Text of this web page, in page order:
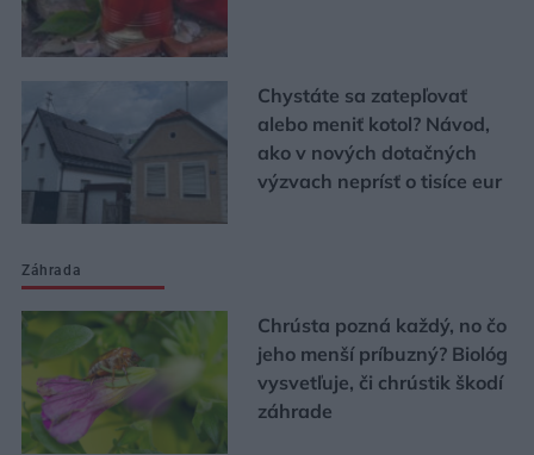
Chystáte sa zatepľovať
alebo meniť kotol? Návod,
ako v nových dotačných
výzvach neprísť o tisíce eur
Záhrada
Chrústa pozná každý, no čo
jeho menší príbuzný? Biológ
vysvetľuje, či chrústik škodí
záhrade